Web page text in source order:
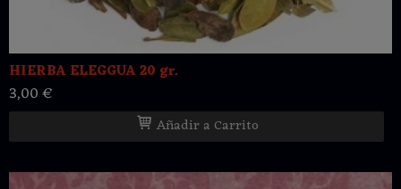
HIERBA ELEGGUA 20 gr.
3,00 €
Añadir a Carrito